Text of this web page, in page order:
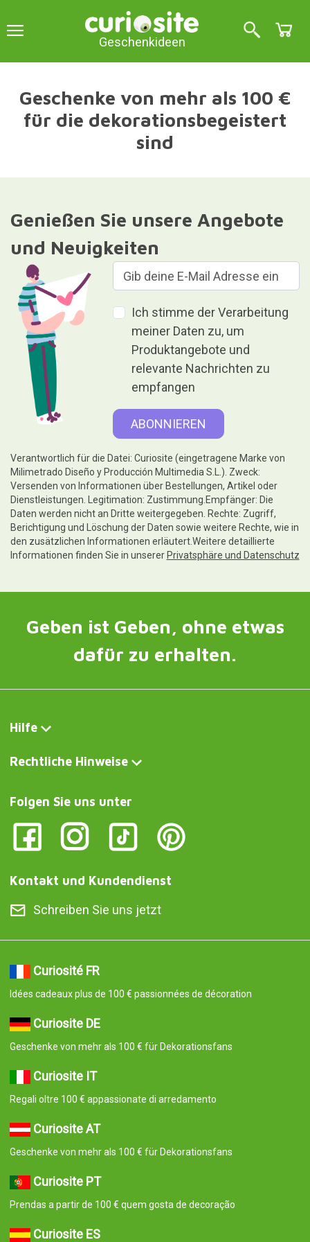
Geschenkideen
Geschenke von mehr als 100 €
für die dekorationsbegeistert
sind
Genießen Sie unsere Angebote
und Neuigkeiten
Ich stimme der Verarbeitung
meiner Daten zu, um
Produktangebote und
relevante Nachrichten zu
empfangen
Verantwortlich für die Datei: Curiosite (eingetragene Marke von
Milimetrado Diseño y Producción Multimedia S.L.). Zweck:
Versenden von Informationen über Bestellungen, Artikel oder
Dienstleistungen. Legitimation: Zustimmung.Empfänger: Die
Daten werden nicht an Dritte weitergegeben. Rechte: Zugriff,
Berichtigung und Löschung der Daten sowie weitere Rechte, wie in
den zusätzlichen Informationen erläutert.Weitere detaillierte
Informationen finden Sie in unsererPrivatsphäre und Datenschutz
Geben ist Geben, ohne etwas
dafür zu erhalten.
Hilfe
Rechtliche Hinweise
Folgen Sie uns unter
Kontakt und Kundendienst
Schreiben Sie uns jetzt
Curiosité FR
Idées cadeaux plus de 100 € passionnées de décoration
Curiosite DE
Geschenke von mehr als 100 € für Dekorationsfans
Curiosite IT
Regali oltre 100 € appassionate di arredamento
Curiosite AT
Geschenke von mehr als 100 € für Dekorationsfans
Curiosite PT
Prendas a partir de 100 € quem gosta de decoração
Curiosite ES